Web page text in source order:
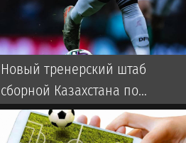
Новый тренерский штаб
сборной Казахстана по
футболу: кто будет помогать
ван’т Схипу